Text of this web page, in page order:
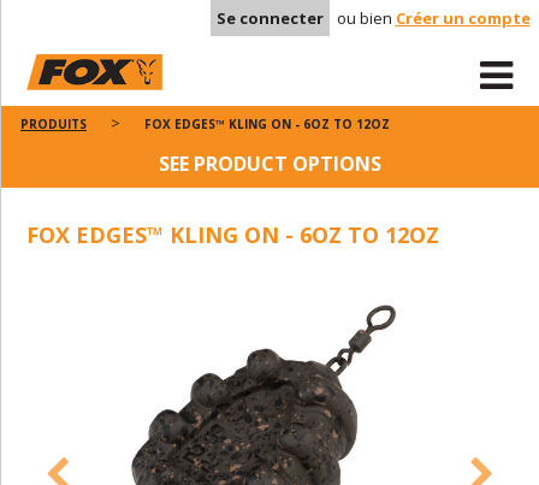
Se connecter ou bien Créer un compte
PRODUITS FOX EDGES™ KLING ON - 6OZ TO 12OZ
SEE PRODUCT OPTIONS
FOX EDGES™ KLING ON - 6OZ TO 12OZ